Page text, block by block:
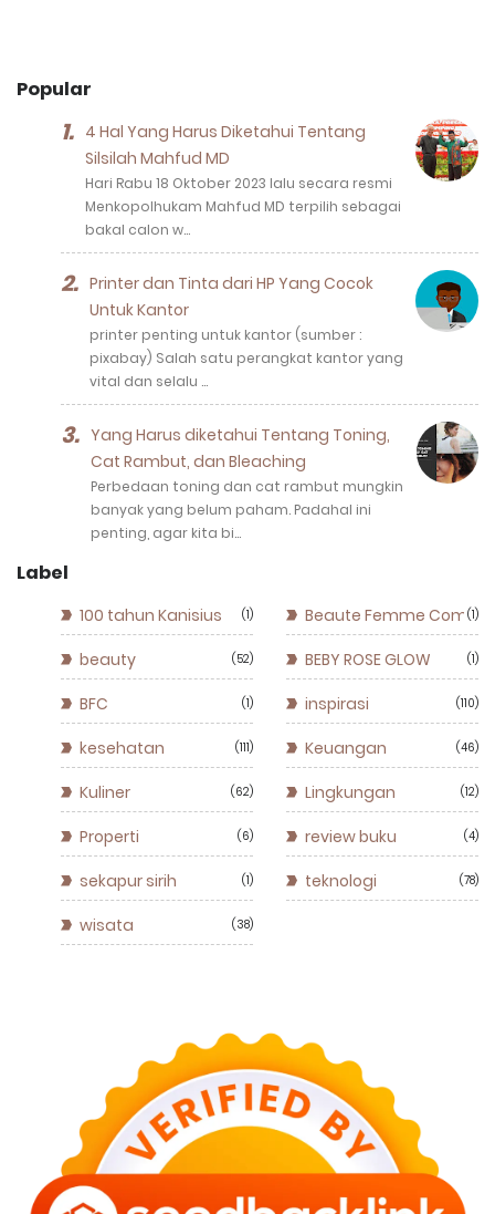
Popular
4 Hal Yang Harus Diketahui Tentang
Silsilah Mahfud MD
Hari Rabu 18 Oktober 2023 lalu secara resmi
Menkopolhukam Mahfud MD terpilih sebagai
bakal calon w…
Printer dan Tinta dari HP Yang Cocok
Untuk Kantor
printer penting untuk kantor (sumber :
pixabay) Salah satu perangkat kantor yang
vital dan selalu …
Yang Harus diketahui Tentang Toning,
Cat Rambut, dan Bleaching
Perbedaan toning dan cat rambut mungkin
banyak yang belum paham. Padahal ini
penting, agar kita bi…
Label
100 tahun Kanisius 1 Beaute Femme 1
beauty 52 BEBY ROSE GLOW 1
BFC 1 inspirasi 110
kesehatan 111 Keuangan 46
Kuliner 62 Lingkungan 12
Properti 6 review buku 4
sekapur sirih 1 teknologi 78
wisata 38